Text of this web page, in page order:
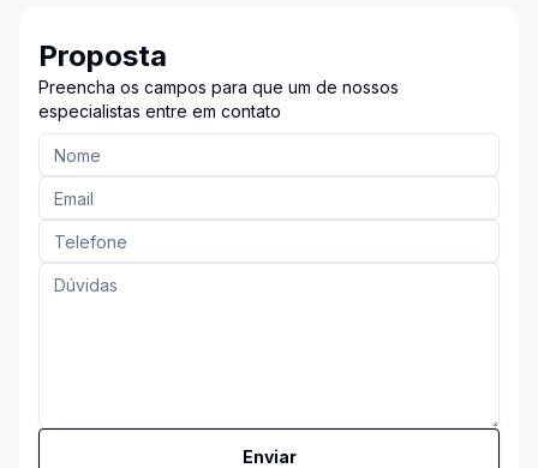
Proposta
Preencha os campos para que um de nossos
especialistas entre em contato
Enviar